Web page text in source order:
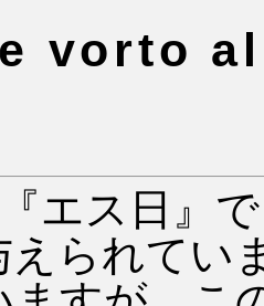
vorto
エス日』
えられてい